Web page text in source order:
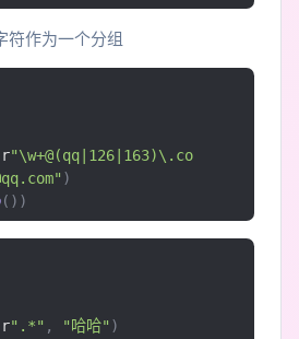
符作为一个分组
r"\w+@(qq|126|163)\.co
)
())
r".*" , "哈哈" )